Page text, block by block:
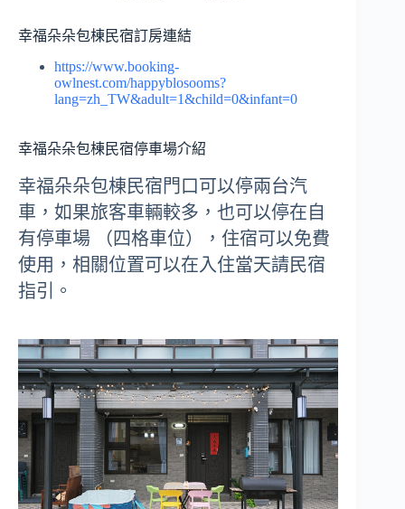
幸福朵朵包棟民宿訂房連結
https://www.booking-
owlnest.com/happyblosooms?
lang=zh_TW&adult=1&child=0&infant=0
幸福朵朵包棟民宿停車場介紹
幸福朵朵包棟民宿門口可以停兩台汽
車，如果旅客車輛較多，也可以停在自
有停車場 （四格車位），住宿可以免費
使用，相關位置可以在入住當天請民宿
指引。